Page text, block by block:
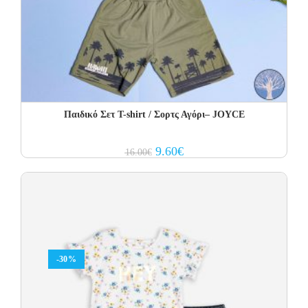
Παιδικό Σετ Τ-shirt / Σορτς Αγόρι– JOYCE
16.00€ Original
price
9.60€Current
price
-30%